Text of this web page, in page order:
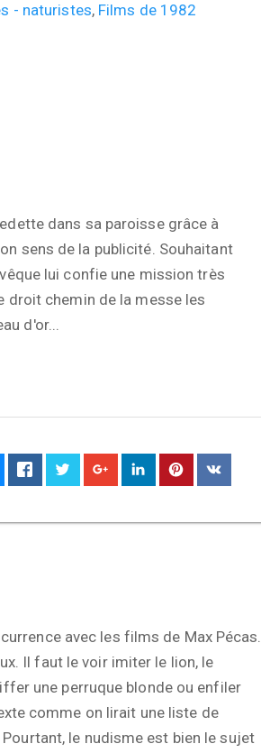
- naturistes, Films de 1982
dans sa paroisse grâce à
sens de la publicité. Souhaitant
lui confie une mission très
droit chemin de la messe les
d'or...
avec les films de Max Pécas.
Il faut le voir imiter le lion, le
une perruque blonde ou enfiler
comme on lirait une liste de
le nudisme est bien le sujet